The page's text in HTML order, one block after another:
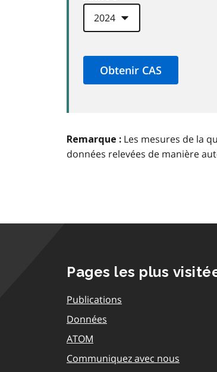
Remarque : Les mesures de la
données relevées de manière
Pages les plus
Publications
Données
ATOM
Communiquez avec nous